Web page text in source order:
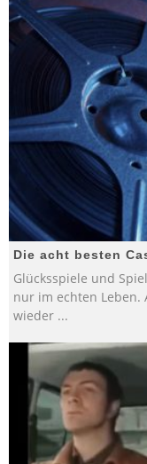
Die acht besten
Glücksspiele und
nur im echten Leben.
wieder ...